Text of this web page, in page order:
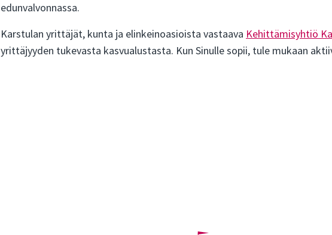
edunvalvonnassa.
Karstulan yrittäjät, kunta ja elinkeinoasioista vastaava Kehittämisyhtiö
yrittäjyyden tukevasta kasvualustasta. Kun Sinulle sopii, tule mukaan